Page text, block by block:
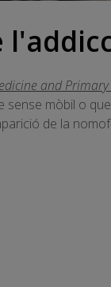
and Primary
mòbil o
de la